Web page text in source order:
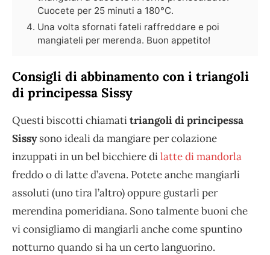
Cuocete per 25 minuti a 180°C.
Una volta sfornati fateli raffreddare e poi
mangiateli per merenda. Buon appetito!
Consigli di abbinamento con i triangoli
di principessa Sissy
Questi biscotti chiamatitriangoli di principessa
Sissysono ideali da mangiare per colazione
inzuppati in un bel bicchiere dilatte di mandorla
freddo o di latte d’avena. Potete anche mangiarli
assoluti (uno tira l’altro) oppure gustarli per
merendina pomeridiana. Sono talmente buoni che
vi consigliamo di mangiarli anche come spuntino
notturno quando si ha un certo languorino.